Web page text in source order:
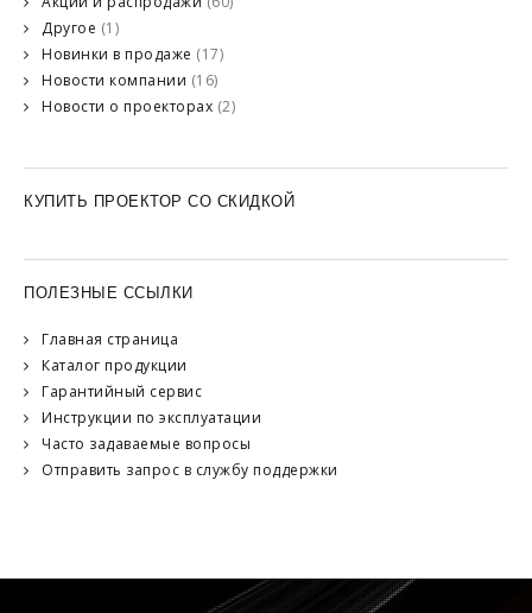
Другое (1)
Новинки в продаже (17)
Новости компании (16)
Новости о проекторах (2)
КУПИТЬ ПРОЕКТОР СО СКИДКОЙ
ПОЛЕЗНЫЕ ССЫЛКИ
Главная страница
Каталог продукции
Гарантийный сервис
Инструкции по эксплуатации
Часто задаваемые вопросы
Отправить запрос в службу поддержки